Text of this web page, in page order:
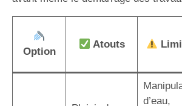
Option
Atouts
d’eau,